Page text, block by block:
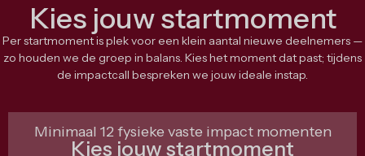
Kies jouw startmoment
Per startmoment is plek voor een klein aantal nieuwe deelnemers —
zo houden we de groep in balans. Kies het moment dat past; tijdens
de impactcall bespreken we jouw ideale instap.
Kies jouw startmoment
Minimaal 12 fysieke vaste impact momenten